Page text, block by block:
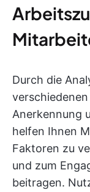
Durch die
Anerkennung
helfen Ihnen
Faktoren zu
und zum
beitragen.